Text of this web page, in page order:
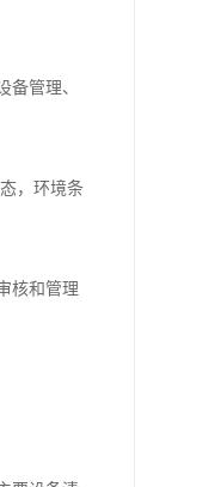
管理、
，环境条
核和管理